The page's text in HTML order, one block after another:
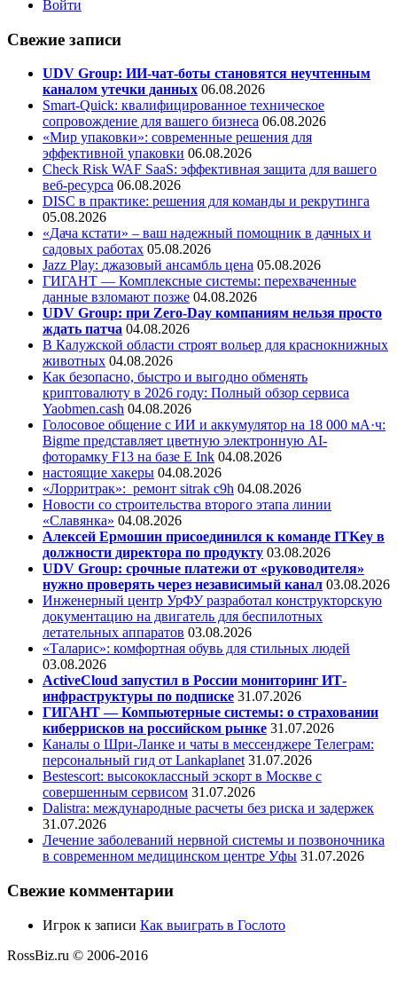
Войти
Свежие записи
UDV Group: ИИ-чат-боты становятся неучтенным
каналом утечки данных 06.08.2026
Smart-Quick: квалифицированное техническое
сопровождение для вашего бизнеса 06.08.2026
«Мир упаковки»: современные решения для
эффективной упаковки 06.08.2026
Check Risk WAF SaaS: эффективная защита для вашего
веб-ресурса 06.08.2026
DISC в практике: решения для команды и рекрутинга
05.08.2026
«Дача кстати» – ваш надежный помощник в дачных и
садовых работах 05.08.2026
Jazz Play: джазовый ансамбль цена 05.08.2026
ГИГАНТ — Комплексные системы: перехваченные
данные взломают позже 04.08.2026
UDV Group: при Zero-Day компаниям нельзя просто
ждать патча 04.08.2026
В Калужской области строят вольер для краснокнижных
животных 04.08.2026
Как безопасно, быстро и выгодно обменять
криптовалюту в 2026 году: Полный обзор сервиса
Yaobmen.cash 04.08.2026
Голосовое общение с ИИ и аккумулятор на 18 000 мА·ч:
Bigme представляет цветную электронную AI-
фоторамку F13 на базе E Ink 04.08.2026
настоящие хакеры 04.08.2026
«Лорритрак»: ремонт sitrak c9h 04.08.2026
Новости со строительства второго этапа линии
«Славянка» 04.08.2026
Алексей Ермошин присоединился к команде ITKey в
должности директора по продукту 03.08.2026
UDV Group: срочные платежи от «руководителя»
нужно проверять через независимый канал 03.08.2026
Инженерный центр УрФУ разработал конструкторскую
документацию на двигатель для беспилотных
летательных аппаратов 03.08.2026
«Таларис»: комфортная обувь для стильных людей
03.08.2026
ActiveCloud запустил в России мониторинг ИТ-
инфраструктуры по подписке 31.07.2026
ГИГАНТ — Компьютерные системы: о страховании
киберрисков на российском рынке 31.07.2026
Каналы о Шри-Ланке и чаты в мессенджере Телеграм:
персональный гид от Lankaplanet 31.07.2026
Bestescort: высококлассный эскорт в Москве с
совершенным сервисом 31.07.2026
Dalistra: международные расчеты без риска и задержек
31.07.2026
Лечение заболеваний нервной системы и позвоночника
в современном медицинском центре Уфы 31.07.2026
Свежие комментарии
Игрок к записи Как выиграть в Гослото
RossBiz.ru © 2006-2016